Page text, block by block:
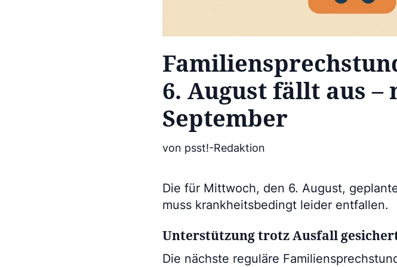
6. August fällt aus
September
von psst!-Redaktion
Die für Mittwoch, den 6. August,
muss krankheitsbedingt leider entfallen.
Unterstützung trotz Ausfall
Die nächste reguläre